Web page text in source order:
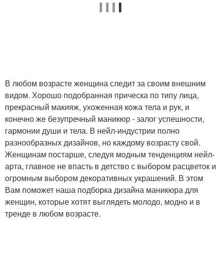
В любом возрасте женщина следит за своим внешним
видом. Хорошо подобранная прическа по типу лица,
прекрасный макияж, ухоженная кожа тела и рук, и
конечно же безупречный маникюр - залог успешности,
гармонии души и тела. В нейл-индустрии полно
разнообразных дизайнов, но каждому возрасту свой.
Женщинам постарше, следуя модным тенденциям нейл-
арта, главное не впасть в детство с выбором расцветок и
огромным выбором декоративных украшений. В этом
Вам поможет наша подборка дизайна маникюра для
женщин, которые хотят выглядеть молодо, модно и в
тренде в любом возрасте.